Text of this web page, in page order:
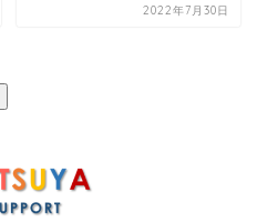
2022年7月30日